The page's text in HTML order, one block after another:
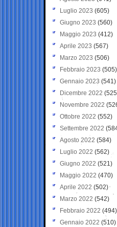
Luglio 2023 (605)
Giugno 2023 (560)
Maggio 2023 (412)
Aprile 2023 (567)
Marzo 2023 (506)
Febbraio 2023 (505)
Gennaio 2023 (541)
Dicembre 2022
Novembre 2022
Ottobre 2022 (552)
Settembre 2022
Agosto 2022 (584)
Luglio 2022 (562)
Giugno 2022 (521)
Maggio 2022 (470)
Aprile 2022 (502)
Marzo 2022 (542)
Febbraio 2022 (494)
Gennaio 2022 (510)